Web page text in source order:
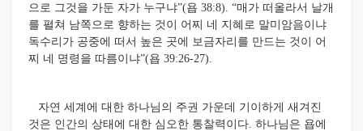
으로 그것을 가둔 자가 누구냐”(욥 38:8). “매가 떠올라서 날개
를 펼쳐 남쪽으로 향하는 것이 어찌 네 지혜로 말미암음이냐
독수리가 공중에 떠서 높은 곳에 보금자리를 만드는 것이 어
찌 네 명령을 따름이냐”(욥 39:26-27).
자연 세계에 대한 하나님의 주권 가운데 기이하게 새겨진
것은 인간의 상태에 대한 심오한 통찰력이다. 하나님은 욥에